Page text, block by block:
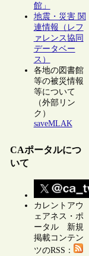
館」
地震・災害 関
連情報（レフ
ァレンス協同
データベー
ス）
各地の図書館
等の被災情報
等について
（外部リン
ク）
saveMLAK
CAポータルにつ
いて
カレントアウ
ェアネス・ポ
ータル 新規
掲載コンテン
ツのRSS：